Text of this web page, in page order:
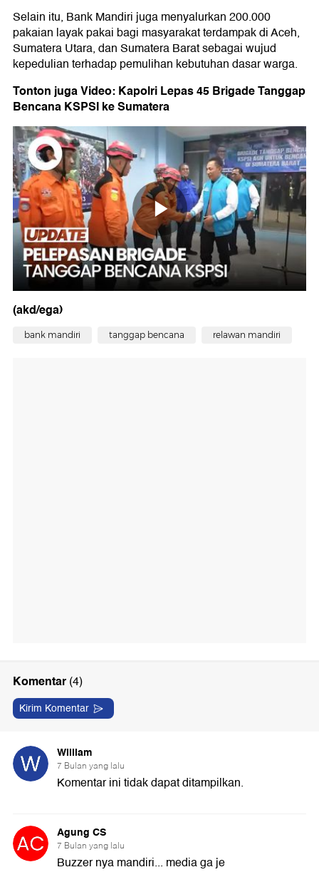
Selain itu, Bank Mandiri juga menyalurkan 200.000
pakaian layak pakai bagi masyarakat terdampak di Aceh,
Sumatera Utara, dan Sumatera Barat sebagai wujud
kepedulian terhadap pemulihan kebutuhan dasar warga.
Tonton juga Video: Kapolri Lepas 45 Brigade Tanggap
Bencana KSPSI ke Sumatera
(akd/ega)
bank mandiri tanggap bencana relawan mandiri